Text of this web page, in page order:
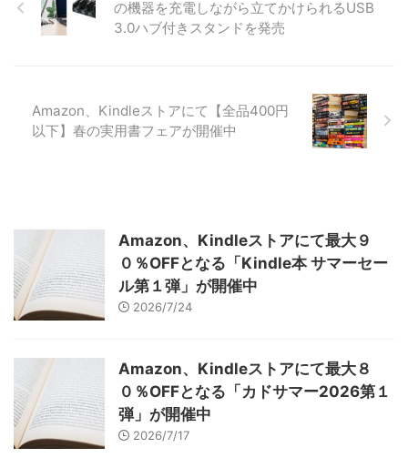
の機器を充電しながら立てかけられるUSB
3.0ハブ付きスタンドを発売
Amazon、Kindleストアにて【全品400円
以下】春の実用書フェアが開催中
Amazon、Kindleストアにて最大９
０％OFFとなる「Kindle本 サマーセー
ル第１弾」が開催中
2026/7/24
Amazon、Kindleストアにて最大８
０％OFFとなる「カドサマー2026第１
弾」が開催中
2026/7/17